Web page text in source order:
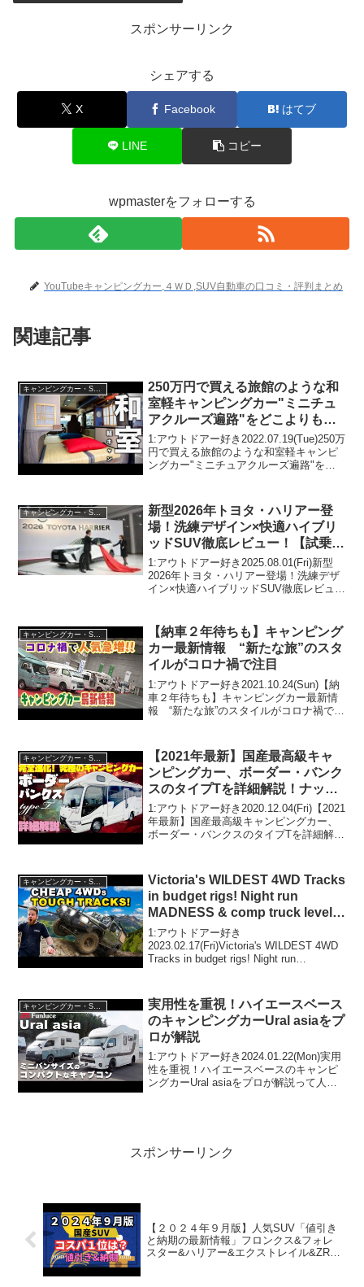
スポンサーリンク
シェアする
X Facebook はてブ
LINE コピー
wpmasterをフォローする
YouTubeキャンピングカー,４ＷＤ,SUV自動車の口コミ・評判まとめ
関連記事
250万円で買える旅館のような和
室軽キャンピングカー"ミニチュ
アクルーズ遍路"をどこよりも詳
しく紹介します！
【"CC"subtitle】
1:アウトドアー好き2022.07.19(Tue)250万
円で買える旅館のような和室軽キャンピ
ングカー"ミニチュアクルーズ遍路"をど
ぞ、見逃さないで！！2:アウトドア...
キャンピングカー・SUV人気車種
新型2026年トヨタ・ハリアー登
場！洗練デザイン×快適ハイブリ
ッドSUV徹底レビュー！【試乗＆
内外装紹介】
1:アウトドアー好き2025.08.01(Fri)新型
2026年トヨタ・ハリアー登場！洗練デザ
イン×快適ハイブリッドSUV徹底レビュ
ドアー好き2025.08.01(F...
【納車２年待ちも】キャンピング
カー最新情報 “新たな旅”のスタ
イルがコロナ禍で注目
1:アウトドアー好き2021.10.24(Sun)【納
車２年待ちも】キャンピングカー最新情
報 “新たな旅”のスタイルがコロナ禍で注
2021.10.24(Sun)この動画は注目です...
【2021年最新】国産最高級キャ
ンピングカー、ボーダー・バンク
スのタイプTを詳細解説！ナッツ
RV発、トヨタ・コースターベー
スのバスコン以上に快適なセミフ
ルコンバージョン！車中泊や道の
1:アウトドアー好き2020.12.04(Fri)【2021
年最新】国産最高級キャンピングカー、
ボーダー・バンクスのタイプTを詳細解
ンバージョン！車中泊や道の駅巡りに...
キャンピングカー・SUV人気車種
Victoria's WILDEST 4WD Tracks
in budget rigs! Night run
MADNESS & comp truck level
challenges!
1:アウトドアー好き
2023.02.17(Fri)Victoria's WILDEST 4WD
Tracks in budget rigs! Night run
実用性を重視！ハイエースベース
のキャンピングカーUral asiaをプ
ロが解説
1:アウトドアー好き2024.01.22(Mon)実用
性を重視！ハイエースベースのキャンピ
ングカーUral asiaをプロが解説って人気
スポンサーリンク
【２０２４年９月版】人気SUV「値引き
と納期の最新情報」フロンクス&フォレ
スター&ハリアー&エクストレイル&ZR-V